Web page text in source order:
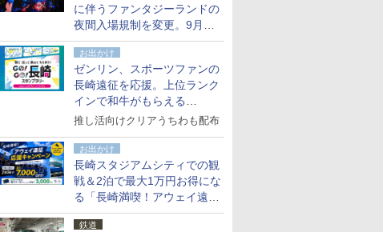
に伴うファンタジーランドの
夜間入場規制を変更。9月か
ら18時50分～20時ごろに
お出かけ
ゼンリン、スポーツファンの
長崎遠征を応援。上位ランク
インで和牛がもらえる
「GO！GO！長崎スタンプラ
推し活向けクリアうちわも配布
お出かけ
長崎スタジアムシティでの観
戦＆2泊で最大1万円お得にな
る「長崎満喫！アウェイ遠征
応援キャンペーン」
鉄道